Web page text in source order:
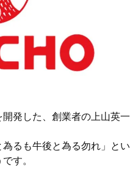
発した、創業者の上山英一
るも牛後と為る勿れ」とい
す。